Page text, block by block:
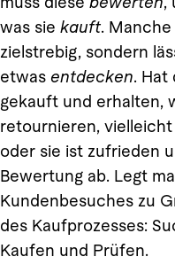
was sie kauft.
zielstrebig, sondern
etwas entdecken. Hat
gekauft und erhalten,
retournieren,
oder sie ist zufrieden
Bewertung ab. Legt
Kundenbesuches zu
des Kaufprozesses:
Kaufen und Prüfen.